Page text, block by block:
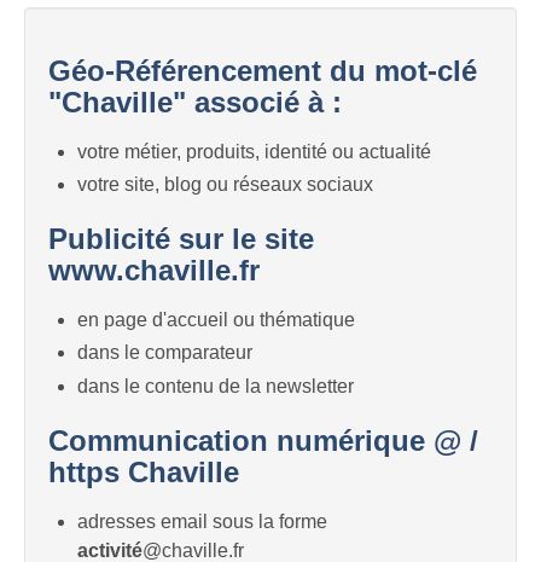
Géo-Référencement du mot-clé
"Chaville" associé à :
votre métier, produits, identité ou actualité
votre site, blog ou réseaux sociaux
Publicité sur le site
www.chaville.fr
en page d'accueil ou thématique
dans le comparateur
dans le contenu de la newsletter
Communication numérique @ /
https Chaville
adresses email sous la forme
activité@chaville.fr